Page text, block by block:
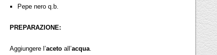
Pepe nero q.b.
PREPARAZIONE:
Aggiungere l’aceto all’acqua